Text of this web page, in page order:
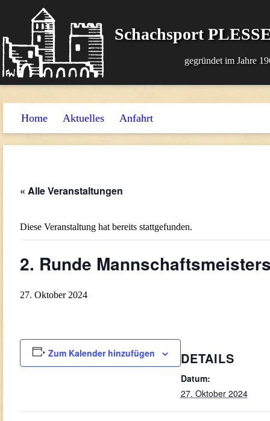
Schachsport
gegründet im Jahre
Home Aktuelles Anfahrt
« Alle Veranstaltungen
Diese Veranstaltung hat bereits stattgefunden.
2. Runde
27. Oktober 2024
Zum Kalender hinzufügen DETAILS
Datum:
27. Oktober 2024